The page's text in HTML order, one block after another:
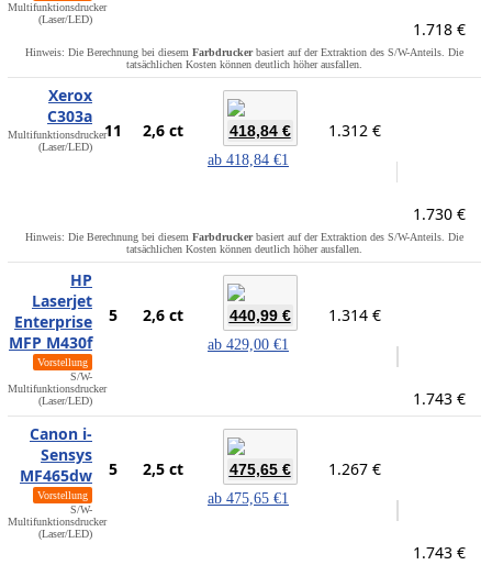
Multifunktionsdrucker
(Laser/LED)
1.718 €
Hinweis: Die Berechnung bei diesem Farbdruckerbasiert auf der Extraktion des S/W-Anteils. Die
tatsächlichen Kosten können deutlich höher ausfallen.
Xerox
C303a
Multifunktionsdrucker
(Laser/LED)
11 2,6 ct 418,84 €
ab 418,84 €1
1.312 €
1.730 €
Hinweis: Die Berechnung bei diesem Farbdruckerbasiert auf der Extraktion des S/W-Anteils. Die
tatsächlichen Kosten können deutlich höher ausfallen.
HP
Laserjet
Enterprise
MFP M430f
Vorstellung
S/W-
Multifunktionsdrucker
(Laser/LED)
5 2,6 ct 440,99 €
ab 429,00 €1
1.314 €
1.743 €
Canon i-
Sensys
MF465dw
Vorstellung
S/W-
Multifunktionsdrucker
(Laser/LED)
5 2,5 ct 475,65 €
ab 475,65 €1
1.267 €
1.743 €